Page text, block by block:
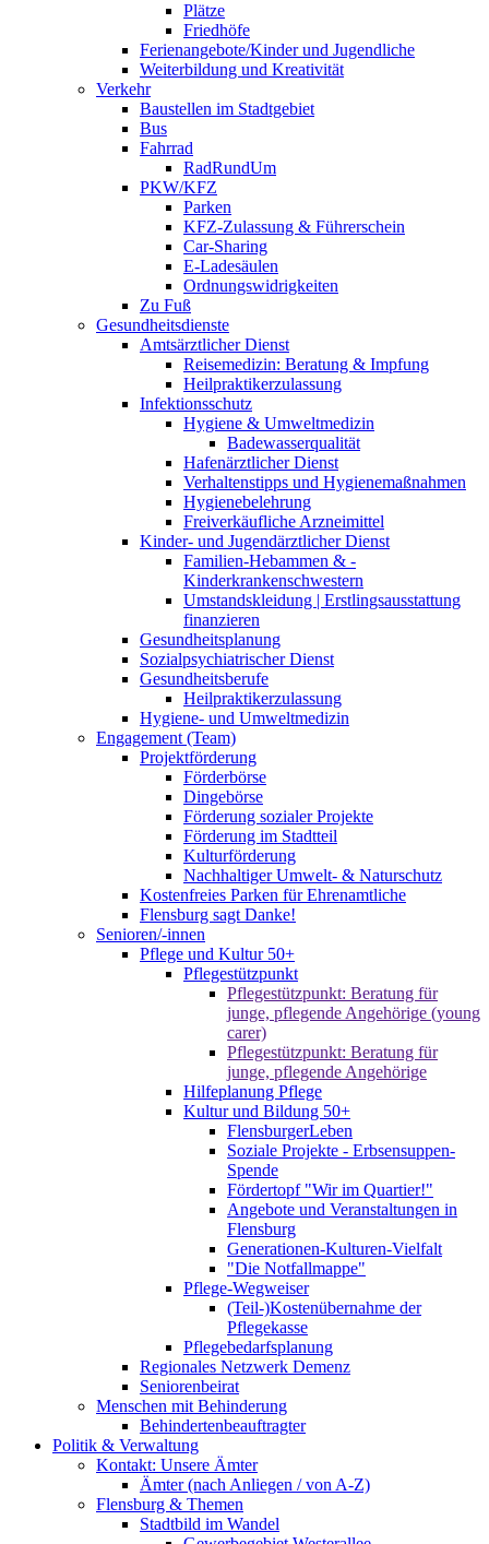
Plätze
Friedhöfe
Ferienangebote/Kinder und Jugendliche
Weiterbildung und Kreativität
Verkehr
Baustellen im Stadtgebiet
Bus
Fahrrad
RadRundUm
PKW/KFZ
Parken
KFZ-Zulassung & Führerschein
Car-Sharing
E-Ladesäulen
Ordnungswidrigkeiten
Zu Fuß
Gesundheitsdienste
Amtsärztlicher Dienst
Reisemedizin: Beratung & Impfung
Heilpraktikerzulassung
Infektionsschutz
Hygiene & Umweltmedizin
Badewasserqualität
Hafenärztlicher Dienst
Verhaltenstipps und Hygienemaßnahmen
Hygienebelehrung
Freiverkäufliche Arzneimittel
Kinder- und Jugendärztlicher Dienst
Familien-Hebammen & -
Kinderkrankenschwestern
Umstandskleidung | Erstlingsausstattung
finanzieren
Gesundheitsplanung
Sozialpsychiatrischer Dienst
Gesundheitsberufe
Heilpraktikerzulassung
Hygiene- und Umweltmedizin
Engagement (Team)
Projektförderung
Förderbörse
Dingebörse
Förderung sozialer Projekte
Förderung im Stadtteil
Kulturförderung
Nachhaltiger Umwelt- & Naturschutz
Kostenfreies Parken für Ehrenamtliche
Flensburg sagt Danke!
Senioren/-innen
Pflege und Kultur 50+
Pflegestützpunkt
Pflegestützpunkt: Beratung für
junge, pflegende Angehörige (young
carer)
Pflegestützpunkt: Beratung für
junge, pflegende Angehörige
Hilfeplanung Pflege
Kultur und Bildung 50+
FlensburgerLeben
Soziale Projekte - Erbsensuppen-
Spende
Fördertopf "Wir im Quartier!"
Angebote und Veranstaltungen in
Flensburg
Generationen-Kulturen-Vielfalt
"Die Notfallmappe"
Pflege-Wegweiser
(Teil-)Kostenübernahme der
Pflegekasse
Pflegebedarfsplanung
Regionales Netzwerk Demenz
Seniorenbeirat
Menschen mit Behinderung
Behindertenbeauftragter
Politik & Verwaltung
Kontakt: Unsere Ämter
Ämter (nach Anliegen / von A-Z)
Flensburg & Themen
Stadtbild im Wandel